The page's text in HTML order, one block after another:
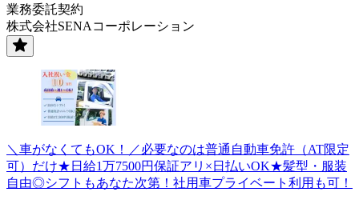
業務委託契約
株式会社SENAコーポレーション
＼車がなくてもOK！／必要なのは普通自動車免許（AT限定
可）だけ★日給1万7500円保証アリ×日払いOK★髪型・服装
自由◎シフトもあなた次第！社用車プライベート利用も可！